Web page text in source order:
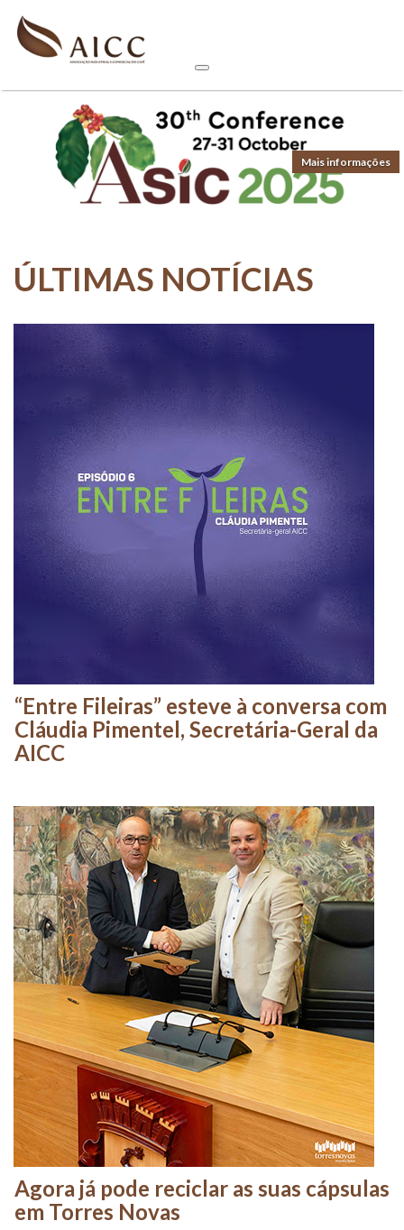
Mais informações
ÚLTIMAS NOTÍCIAS
“Entre Fileiras” esteve à conversa com
Cláudia Pimentel, Secretária-Geral da
AICC
Agora já pode reciclar as suas cápsulas
em Torres Novas